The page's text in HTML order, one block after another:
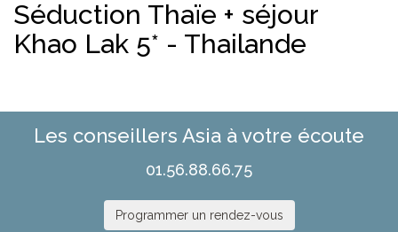
Séduction Thaïe + séjour
Khao Lak 5* - Thailande
Les conseillers Asia à votre écoute
01.56.88.66.75
Programmer un rendez-vous